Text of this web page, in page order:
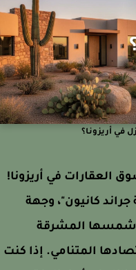
أريزونا؟
في أريزونا!
كانيون"، وجهة
المشرقة
المتنامي. إذا كنت